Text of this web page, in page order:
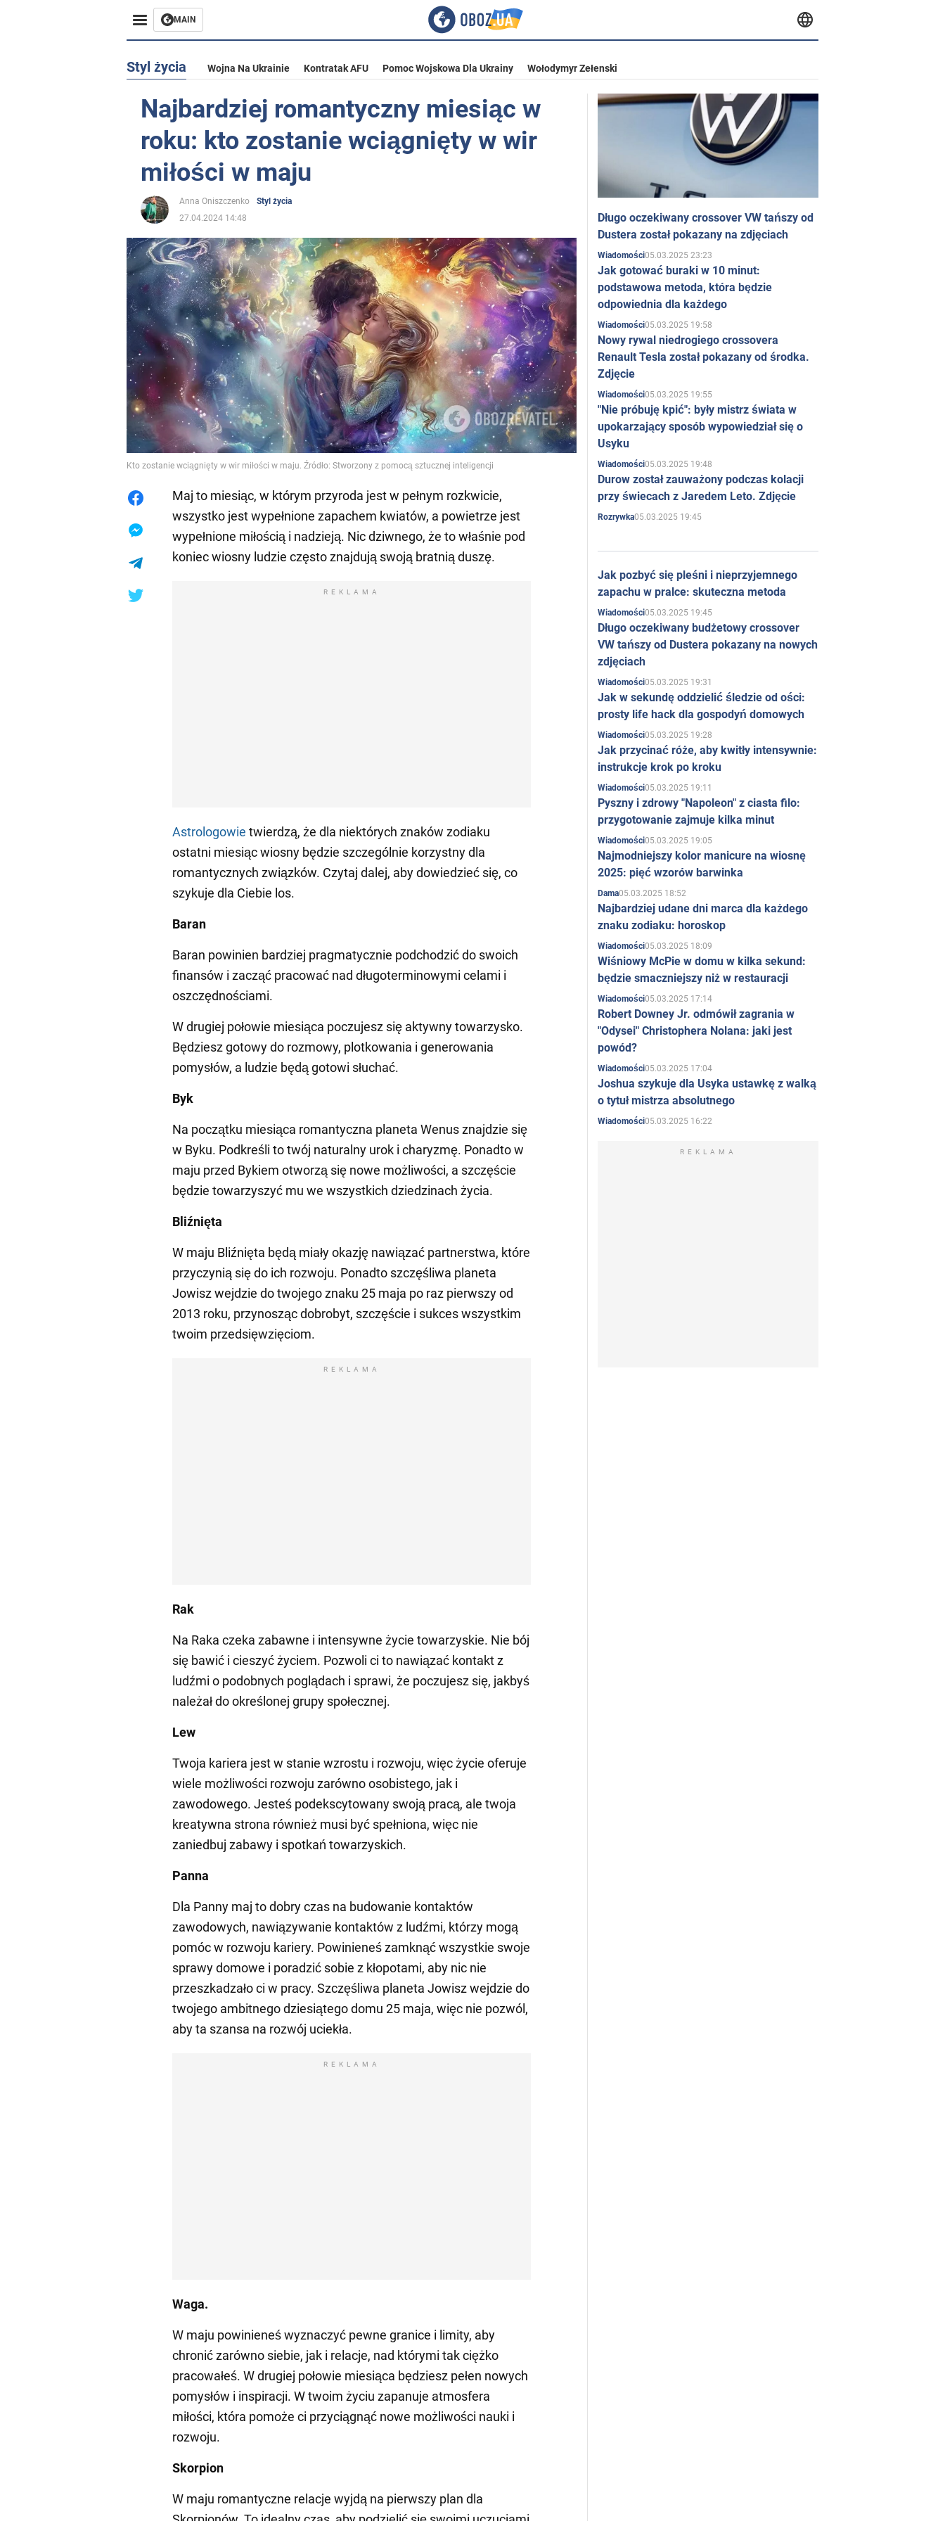
MAIN
Styl życia Wojna Na Ukrainie Kontratak AFU Pomoc Wojskowa Dla Ukrainy Wołodymyr Zełenski
Najbardziej romantyczny miesiąc w
roku: kto zostanie wciągnięty w wir
miłości w maju
Anna Oniszczenko
Styl życia
27.04.2024 14:48
Kto zostanie wciągnięty w wir miłości w maju. Źródło: Stworzony z pomocą sztucznej inteligencji
Maj to miesiąc, w którym przyroda jest w pełnym rozkwicie,
wszystko jest wypełnione zapachem kwiatów, a powietrze jest
wypełnione miłością i nadzieją. Nic dziwnego, że to właśnie pod
koniec wiosny ludzie często znajdują swoją bratnią duszę.
REKLAMA
Astrologowie twierdzą, że dla niektórych znaków zodiaku
ostatni miesiąc wiosny będzie szczególnie korzystny dla
romantycznych związków. Czytaj dalej, aby dowiedzieć się, co
szykuje dla Ciebie los.
Baran
Baran powinien bardziej pragmatycznie podchodzić do swoich
finansów i zacząć pracować nad długoterminowymi celami i
oszczędnościami.
W drugiej połowie miesiąca poczujesz się aktywny towarzysko.
Będziesz gotowy do rozmowy, plotkowania i generowania
pomysłów, a ludzie będą gotowi słuchać.
Byk
Na początku miesiąca romantyczna planeta Wenus znajdzie się
w Byku. Podkreśli to twój naturalny urok i charyzmę. Ponadto w
maju przed Bykiem otworzą się nowe możliwości, a szczęście
będzie towarzyszyć mu we wszystkich dziedzinach życia.
Bliźnięta
W maju Bliźnięta będą miały okazję nawiązać partnerstwa, które
przyczynią się do ich rozwoju. Ponadto szczęśliwa planeta
Jowisz wejdzie do twojego znaku 25 maja po raz pierwszy od
2013 roku, przynosząc dobrobyt, szczęście i sukces wszystkim
twoim przedsięwzięciom.
REKLAMA
Rak
Na Raka czeka zabawne i intensywne życie towarzyskie. Nie bój
się bawić i cieszyć życiem. Pozwoli ci to nawiązać kontakt z
ludźmi o podobnych poglądach i sprawi, że poczujesz się, jakbyś
należał do określonej grupy społecznej.
Lew
Twoja kariera jest w stanie wzrostu i rozwoju, więc życie oferuje
wiele możliwości rozwoju zarówno osobistego, jak i
zawodowego. Jesteś podekscytowany swoją pracą, ale twoja
kreatywna strona również musi być spełniona, więc nie
zaniedbuj zabawy i spotkań towarzyskich.
Panna
Dla Panny maj to dobry czas na budowanie kontaktów
zawodowych, nawiązywanie kontaktów z ludźmi, którzy mogą
pomóc w rozwoju kariery. Powinieneś zamknąć wszystkie swoje
sprawy domowe i poradzić sobie z kłopotami, aby nic nie
przeszkadzało ci w pracy. Szczęśliwa planeta Jowisz wejdzie do
twojego ambitnego dziesiątego domu 25 maja, więc nie pozwól,
aby ta szansa na rozwój uciekła.
REKLAMA
Waga.
W maju powinieneś wyznaczyć pewne granice i limity, aby
chronić zarówno siebie, jak i relacje, nad którymi tak ciężko
pracowałeś. W drugiej połowie miesiąca będziesz pełen nowych
pomysłów i inspiracji. W twoim życiu zapanuje atmosfera
miłości, która pomoże ci przyciągnąć nowe możliwości nauki i
rozwoju.
Skorpion
W maju romantyczne relacje wyjdą na pierwszy plan dla
Długo oczekiwany crossover VW tańszy od
Dustera został pokazany na zdjęciach
Wiadomości05.03.2025 23:23
Jak gotować buraki w 10 minut:
podstawowa metoda, która będzie
odpowiednia dla każdego
Wiadomości05.03.2025 19:58
Nowy rywal niedrogiego crossovera
Renault Tesla został pokazany od środka.
Zdjęcie
Wiadomości05.03.2025 19:55
"Nie próbuję kpić": były mistrz świata w
upokarzający sposób wypowiedział się o
Usyku
Wiadomości05.03.2025 19:48
Durow został zauważony podczas kolacji
przy świecach z Jaredem Leto. Zdjęcie
Rozrywka05.03.2025 19:45
Jak pozbyć się pleśni i nieprzyjemnego
zapachu w pralce: skuteczna metoda
Wiadomości05.03.2025 19:45
Długo oczekiwany budżetowy crossover
VW tańszy od Dustera pokazany na nowych
zdjęciach
Wiadomości05.03.2025 19:31
Jak w sekundę oddzielić śledzie od ości:
prosty life hack dla gospodyń domowych
Wiadomości05.03.2025 19:28
Jak przycinać róże, aby kwitły intensywnie:
instrukcje krok po kroku
Wiadomości05.03.2025 19:11
Pyszny i zdrowy "Napoleon" z ciasta filo:
przygotowanie zajmuje kilka minut
Wiadomości05.03.2025 19:05
Najmodniejszy kolor manicure na wiosnę
2025: pięć wzorów barwinka
Dama05.03.2025 18:52
Najbardziej udane dni marca dla każdego
znaku zodiaku: horoskop
Wiadomości05.03.2025 18:09
Wiśniowy McPie w domu w kilka sekund:
będzie smaczniejszy niż w restauracji
Wiadomości05.03.2025 17:14
Robert Downey Jr. odmówił zagrania w
"Odysei" Christophera Nolana: jaki jest
powód?
Wiadomości05.03.2025 17:04
Joshua szykuje dla Usyka ustawkę z walką
o tytuł mistrza absolutnego
Wiadomości05.03.2025 16:22
REKLAMA